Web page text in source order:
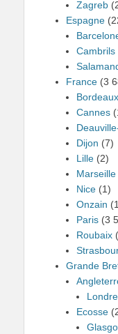
Zagreb
Espagne
Cambrils
France (3
Bordeaux
Cannes
Dijon (7)
Lille (2)
Marseille
Nice (1)
Onzain
Paris (3
Roubaix
Grande
Ecosse